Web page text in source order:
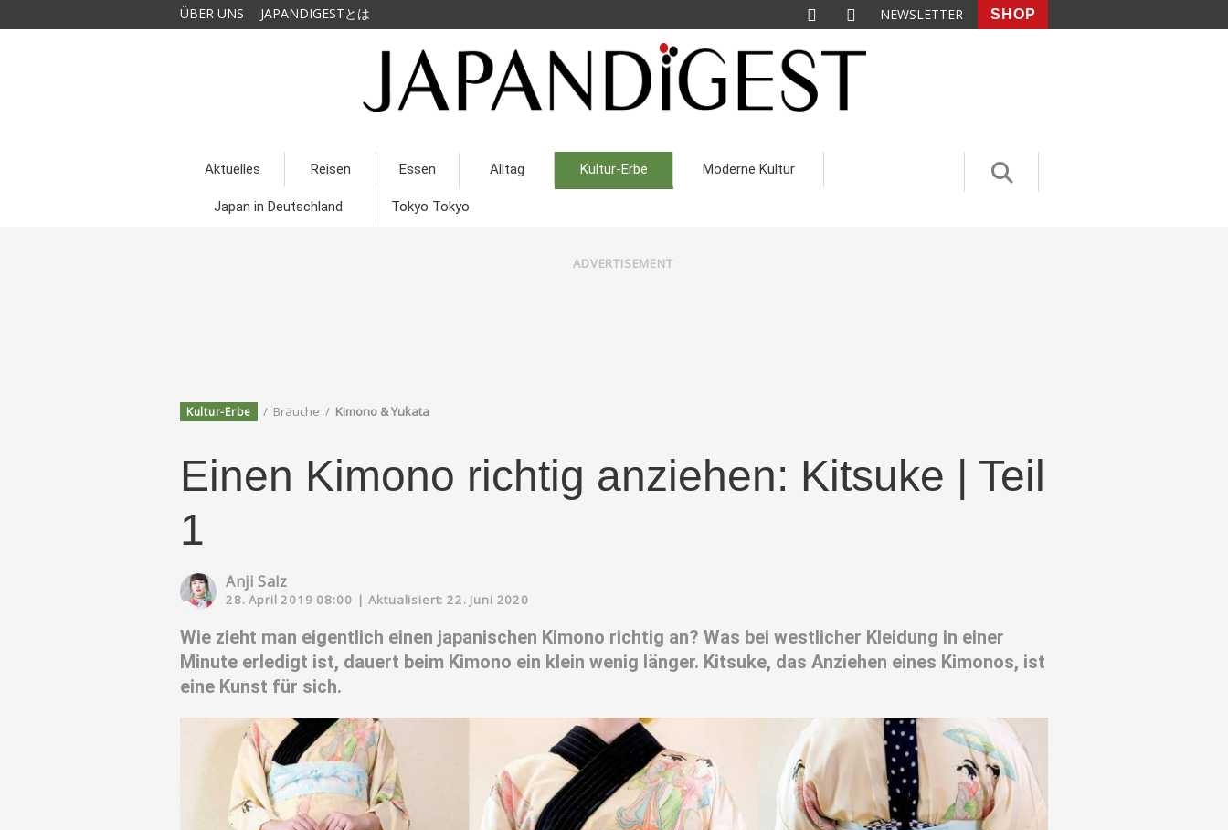
ÜBER UNS JAPANDIGESTとは NEWSLETTER SHOP
Aktuelles Reisen Essen Alltag Kultur-Erbe Moderne Kultur
Japan in Deutschland Tokyo Tokyo
ADVERTISEMENT
Kultur-Erbe / Bräuche / Kimono & Yukata
Einen Kimono richtig anziehen: Kitsuke | Teil
1
Anji Salz
28. April 2019 08:00 | Aktualisiert: 22. Juni 2020
Wie zieht man eigentlich einen japanischen Kimono richtig an? Was bei westlicher Kleidung in einer
Minute erledigt ist, dauert beim Kimono ein klein wenig länger. Kitsuke, das Anziehen eines Kimonos, ist
eine Kunst für sich.